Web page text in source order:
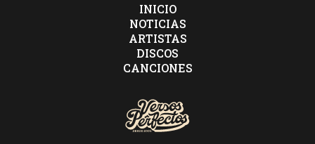
INICIO
NOTICIAS
ARTISTAS
DISCOS
CANCIONES